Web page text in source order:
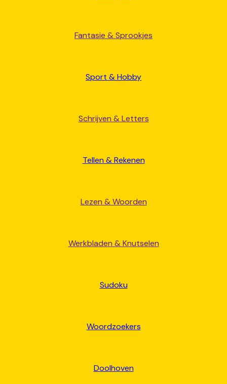
Fantasie & Sprookjes
Sport & Hobby
Schrijven & Letters
Tellen & Rekenen
Lezen & Woorden
Werkbladen & Knutselen
Sudoku
Woordzoekers
Doolhoven